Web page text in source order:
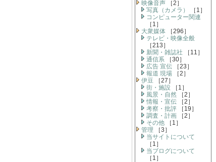
映像音声 ［2］
写真（カメラ）
［1］
コンピューター関連
［1］
大衆媒体 ［296］
テレビ・映像全般
［213］
新聞・雑誌社 ［11］
通信系 ［30］
広告 宣伝 ［23］
報道 現場 ［2］
伊豆 ［27］
街・施設 ［1］
風景・自然 ［2］
情報・宣伝 ［2］
考察・批評 ［19］
調査・計画 ［2］
その他 ［1］
管理 ［3］
当サイトについて
［1］
当ブログについて
［1］